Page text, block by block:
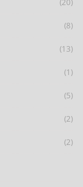
(20)
(8)
(13)
(1)
(5)
(2)
(2)